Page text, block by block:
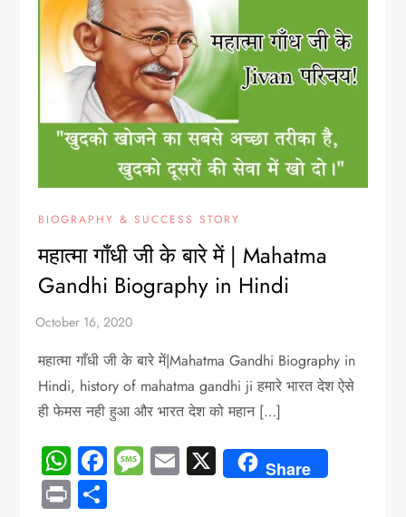
BIOGRAPHY & SUCCESS STORY
महात्मा गाँधी जी के बारे में | Mahatma
Gandhi Biography in Hindi
महात्मा गाँधी जी के बारे में|Mahatma Gandhi Biography in
Hindi, history of mahatma gandhi ji हमारे भारत देश ऐसे
ही फेमस नही हुआ और भारत देश को महान […]
WhatsApp
Facebook
Message
Email
X Share
Print